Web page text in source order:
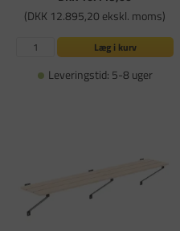
(DKK 12.895,20 ekskl. moms)
Læg i kurv
Leveringstid: 5-8 uger